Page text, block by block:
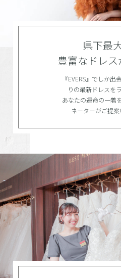
県下最
豊富なドレ
『EVERS』でしか出
りの最新ドレスを
あなたの運命の一着
ネーターがご提案